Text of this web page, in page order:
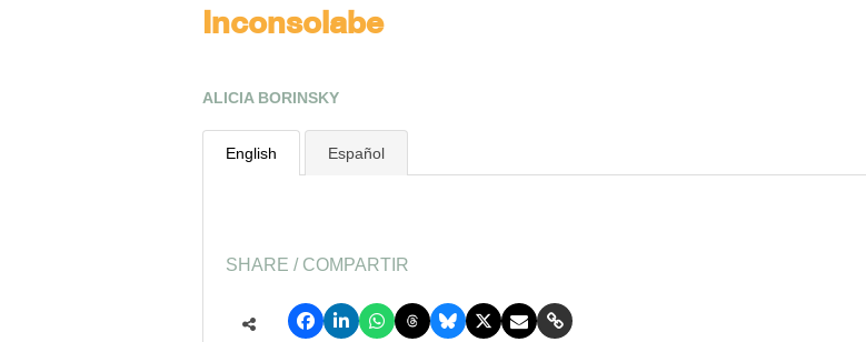
Inconsolabe
ALICIA BORINSKY
English Español
SHARE / COMPARTIR